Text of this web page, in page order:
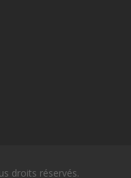
droits réservés.